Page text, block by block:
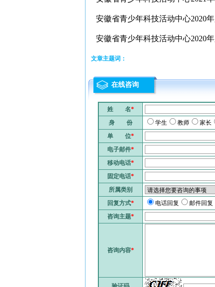
安徽省青少年科技活动中心2020
安徽省青少年科技活动中心2020
文章主题词：
在线咨询
姓 名*
身 份
学生 教师 家长
单 位*
电子邮件*
移动电话*
固定电话*
所属类别
回复方式* 电话回复
邮件回复
咨询主题*
咨询内容*